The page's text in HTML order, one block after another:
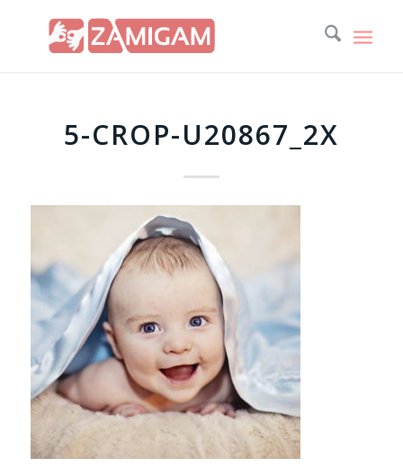
5-CROP-U20867_2X